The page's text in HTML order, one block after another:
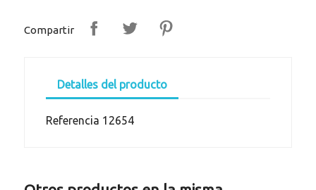
Compartir
Detalles del producto
Referencia 12654